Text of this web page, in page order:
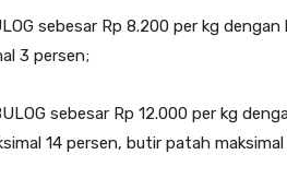
sebesar Rp 8.200 per kg
3 persen;
sebesar Rp 12.000 per kg
14 persen, butir patah